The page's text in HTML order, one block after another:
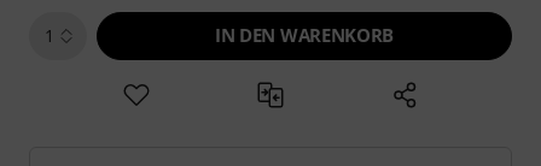
1 IN DEN WARENKORB